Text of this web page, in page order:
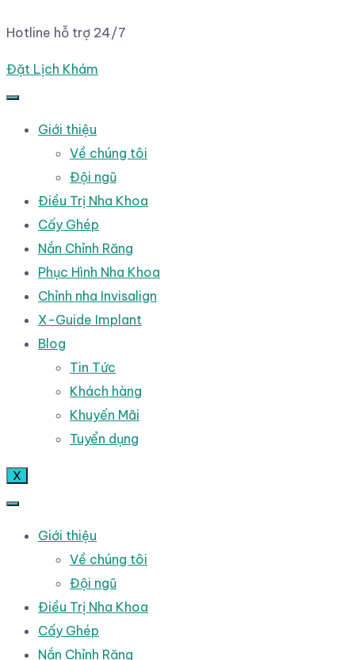
Hotline hỗ trợ 24/7
Đặt Lịch Khám
Giới thiệu
Về chúng tôi
Đội ngũ
Điều Trị Nha Khoa
Cấy Ghép
Nắn Chỉnh Răng
Phục Hình Nha Khoa
Chỉnh nha Invisalign
X-Guide Implant
Blog
Tin Tức
Khách hàng
Khuyến Mãi
Tuyển dụng
X
Giới thiệu
Về chúng tôi
Đội ngũ
Điều Trị Nha Khoa
Cấy Ghép
Nắn Chỉnh Răng